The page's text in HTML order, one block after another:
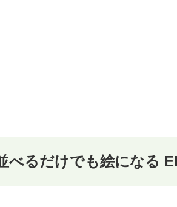
べるだけでも絵になる